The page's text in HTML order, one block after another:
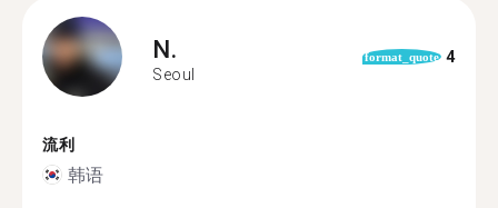
N.
Seoul
format_quote 4
流利
韩语